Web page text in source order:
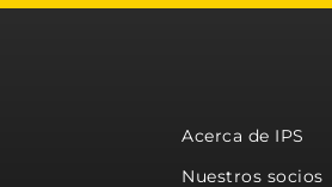
Acerca de IPS
Nuestros socios